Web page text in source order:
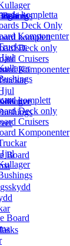
komplett
Deck only
Cruisers
Komponenter
Board
Boardskompletta
Deck Only
Komponenter
komplett
Deck only
Cruisers
Komponenter
Board